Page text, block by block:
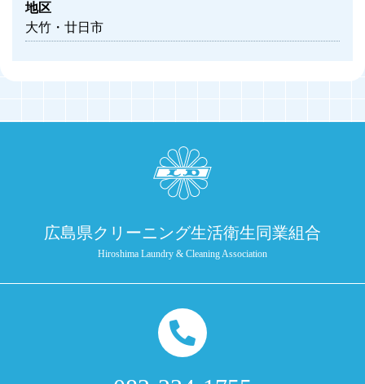
地区
大竹・廿日市
広島県クリーニング生活衛生同業組合
Hiroshima Laundry & Cleaning Association